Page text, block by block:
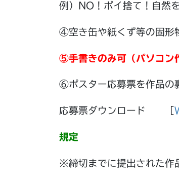
例）NO！ポイ捨て！自然
④空き缶や紙くず等の固形
⑤手書きのみ可（パソコン
⑥ポスター応募票を作品の
応募票ダウンロード ［
規定
※締切までに提出された作